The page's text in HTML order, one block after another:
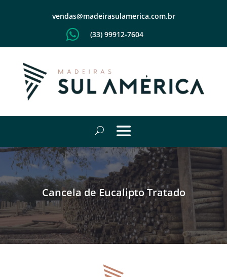
vendas@madeirasulamerica.com.br
 (33) 99912-7604
Cancela de Eucalipto Tratado